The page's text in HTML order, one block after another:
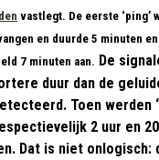
vastlegt. De eerste ‘ping’
en duurde 5 minuten
7 minuten aan. De
duur dan de
Toen werden
2 uur en
Dat is niet